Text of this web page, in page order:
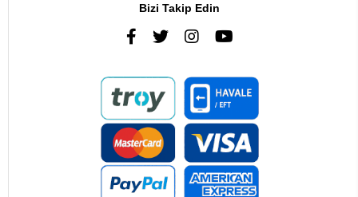
Bizi Takip Edin